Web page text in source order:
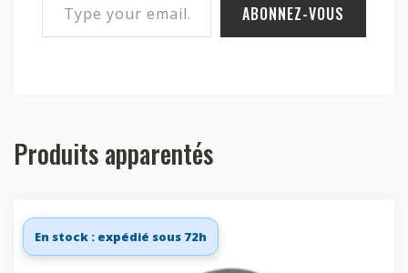
ABONNEZ-VOUS
Produits apparentés
En stock : expédié sous 72h